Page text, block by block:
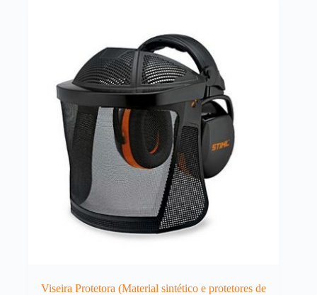
Viseira Protetora (Material sintético e protetores de